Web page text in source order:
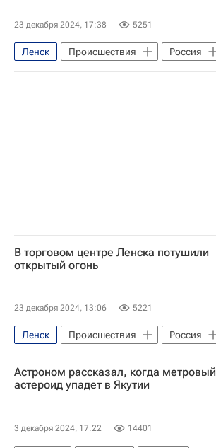
23 декабря 2024, 17:38 5251
Ленск Происшествия
Россия
В торговом центре Ленска потушили
открытый огонь
23 декабря 2024, 13:06 5221
Ленск Происшествия
Россия
Астроном рассказал, когда метровый
астероид упадет в Якутии
3 декабря 2024, 17:22 14401